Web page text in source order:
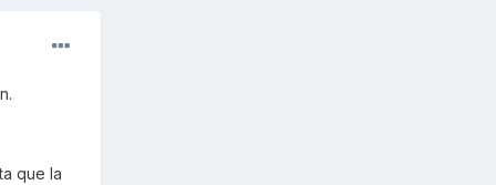
que la